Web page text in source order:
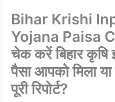
Bihar Krishi
Yojana Paisa
चेक करें बिहार कृषि
पैसा आपको मिला
पूरी रिपोर्ट?